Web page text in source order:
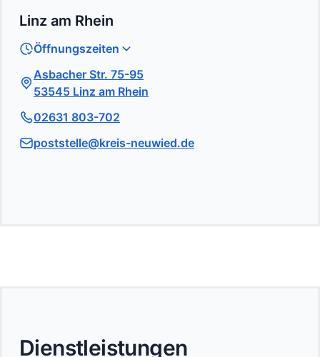
Linz am Rhein
Öffnungszeiten
Asbacher Str. 75-95
53545 Linz am Rhein
02631 803-702
poststelle@kreis-neuwied.de
Dienstleistungen